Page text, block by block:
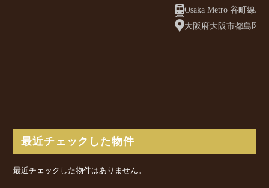
大阪府大阪市都島区
最近チェックした物件
最近チェックした物件はありません。